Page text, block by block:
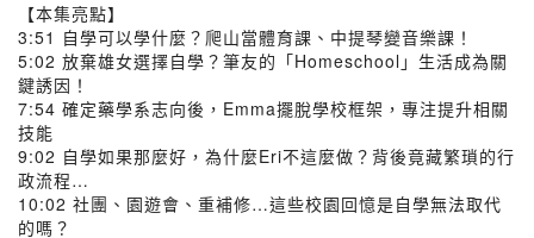
【本集亮點】
3:51 自學可以學什麼？爬山當體育課、中提琴變音樂課！
5:02 放棄雄女選擇自學？筆友的「Homeschool」生活成為關
鍵誘因！
7:54 確定藥學系志向後，Emma擺脫學校框架，專注提升相關
技能
9:02 自學如果那麼好，為什麼Eri不這麼做？背後竟藏繁瑣的行
政流程…
10:02 社團、園遊會、重補修…這些校園回憶是自學無法取代
的嗎？